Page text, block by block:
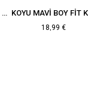
ANTRASIT YIKAMALI WIDE LEG JEAN
18,99 €